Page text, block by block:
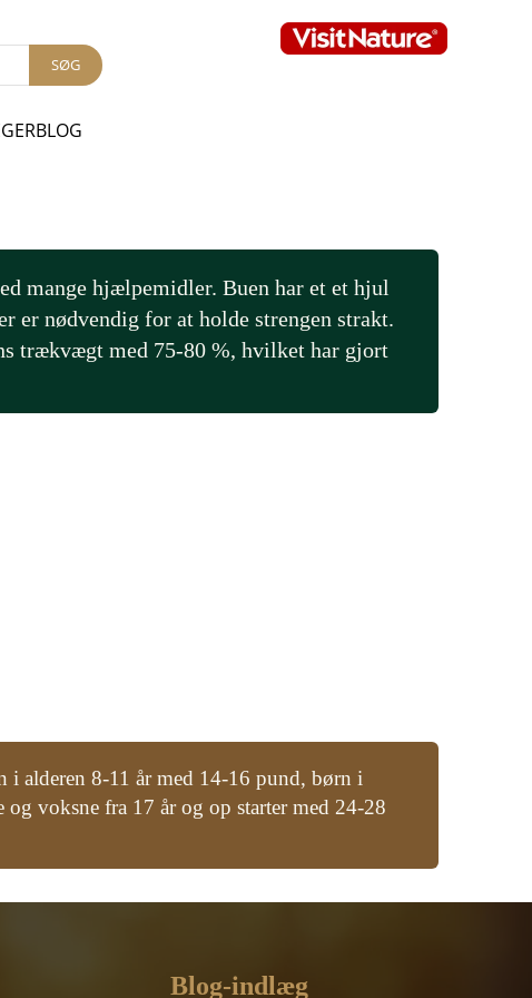
SØG
mange hjælpemidler. Buen har et et hjul
er nødvendig for at holde strengen strakt.
trækvægt med 75-80 %, hvilket har gjort
i alderen 8-11 år med 14-16 pund, børn i
voksne fra 17 år og op starter med 24-28
Blog-indlæg